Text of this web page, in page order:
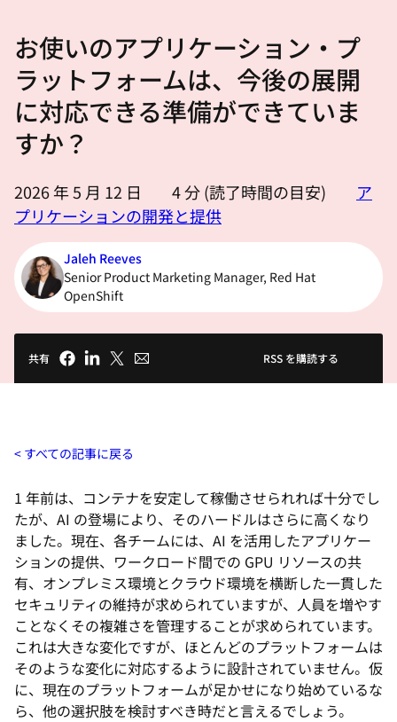
い
お使いのアプリケーション・プ
ラットフォームは、今後の展開
に対応できる準備ができていま
すか？
2026 年 5 月 12 日 4分 (読了時間の目安)
ア
プリケーションの開発と提供
Jaleh Reeves
Senior Product Marketing Manager, Red Hat
OpenShift
共有 RSS を購読する
すべての記事に戻る
1 年前は、コンテナを安定して稼働させられれば十分でし
たが、AI の登場により、そのハードルはさらに高くなり
ました。現在、各チームには、AI を活用したアプリケー
ションの提供、ワークロード間での GPU リソースの共
有、オンプレミス環境とクラウド環境を横断した一貫した
セキュリティの維持が求められていますが、人員を増やす
ことなくその複雑さを管理することが求められています。
これは大きな変化ですが、ほとんどのプラットフォームは
そのような変化に対応するように設計されていません。仮
に、現在のプラットフォームが足かせになり始めているな
ら、他の選択肢を検討すべき時だと言えるでしょう。